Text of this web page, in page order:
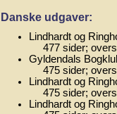
Danske udgaver:
Lindhardt og
477 sider;
Gyldendals
475 sider;
Lindhardt og
475 sider;
Lindhardt og